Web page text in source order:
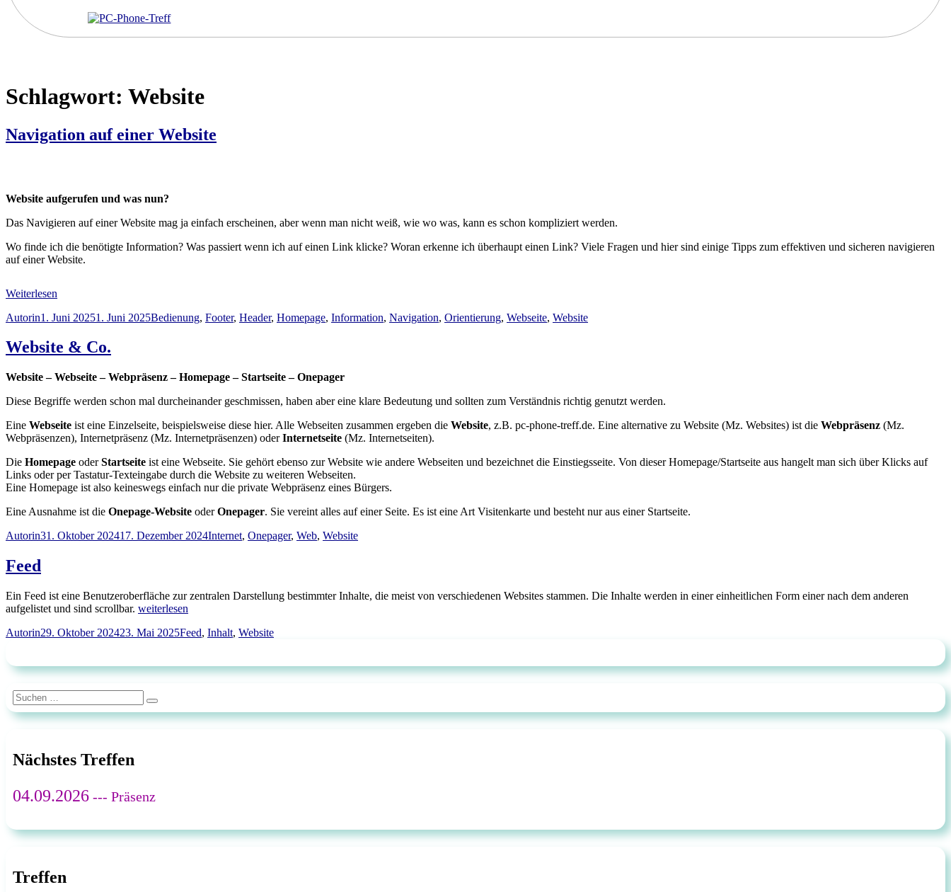
Schlagwort: Website
Navigation auf einer Website
Website aufgerufen und was nun?
Das Navigieren auf einer Website mag ja einfach erscheinen, aber wenn man nicht weiß, wie wo was, kann es schon kompliziert werden.
Wo finde ich die benötigte Information? Was passiert wenn ich auf einen Link klicke? Woran erkenne ich überhaupt einen Link? Viele Fragen und hier sind einige Tipps zum effektiven und sicheren navigieren
auf einer Website.
Weiterlesen
Autor
AutorinVeröffentlicht
1. Juni 20251. Juni 2025Schlagwörter
Bedienung, Footer, Header, Homepage, Information, Navigation, Orientierung, Webseite, Website
Website & Co.
Website – Webseite – Webpräsenz – Homepage – Startseite – Onepager
Diese Begriffe werden schon mal durcheinander geschmissen, haben aber eine klare Bedeutung und sollten zum Verständnis richtig genutzt werden.
Eine Webseite ist eine Einzelseite, beispielsweise diese hier. Alle Webseiten zusammen ergeben die Website, z.B. pc-phone-treff.de. Eine alternative zu Website (Mz. Websites) ist die Webpräsenz (Mz.
Webpräsenzen), Internetpräsenz (Mz. Internetpräsenzen) oderInternetseite (Mz. Internetseiten).
Die Homepage oderStartseite ist eine Webseite. Sie gehört ebenso zur Website wie andere Webseiten und bezeichnet die Einstiegsseite. Von dieser Homepage/Startseite aus hangelt man sich über Klicks auf
Links oder per Tastatur-Texteingabe durch die Website zu weiteren Webseiten.
Eine Homepage ist also keineswegs einfach nur die private Webpräsenz eines Bürgers.
Eine Ausnahme ist die Onepage-Website oderOnepager. Sie vereint alles auf einer Seite. Es ist eine Art Visitenkarte und besteht nur aus einer Startseite.
Autor
AutorinVeröffentlicht
31. Oktober 202417. Dezember 2024Schlagwörter
Internet, Onepager, Web, Website
Feed
Ein Feed ist eine Benutzeroberfläche zur zentralen Darstellung bestimmter Inhalte, die meist von verschiedenen Websites stammen. Die Inhalte werden in einer einheitlichen Form einer nach dem anderen
aufgelistet und sind scrollbar. „Feed“
weiterlesen
Autor
AutorinVeröffentlicht
29. Oktober 202423. Mai 2025Schlagwörter
Feed, Inhalt, Website
Suchen
nach:
Suchen
Nächstes Treffen
04.09.2026 --- Präsenz
Treffen